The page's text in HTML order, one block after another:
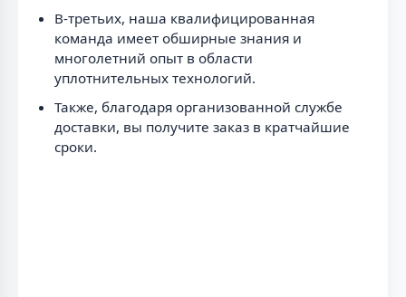
В-третьих, наша квалифицированная
команда имеет обширные знания и
многолетний опыт в области
уплотнительных технологий.
Также, благодаря организованной службе
доставки, вы получите заказ в кратчайшие
сроки.